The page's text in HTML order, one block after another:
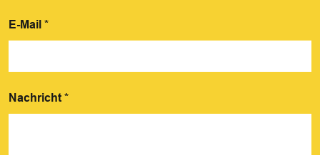
E-Mail *
Nachricht *